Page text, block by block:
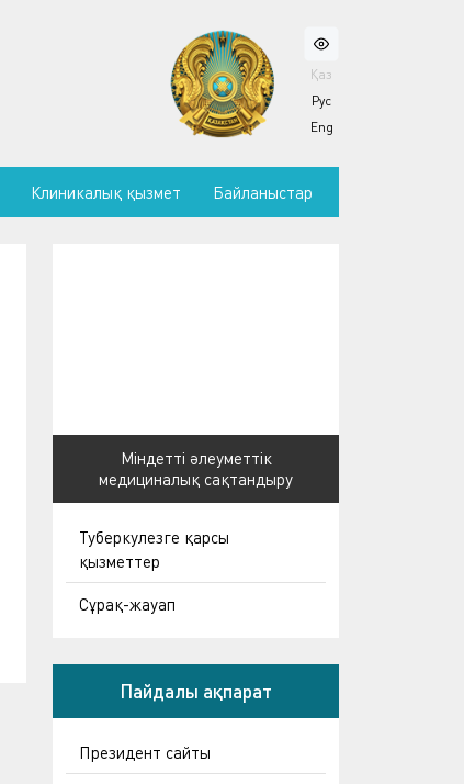
Қаз
Рус
Eng
Клиникалық қызмет Байланыстар
Міндетті әлеуметтік
медициналық сақтандыру
Туберкулезге қарсы
қызметтер
Сұрақ-жауап
Пайдалы ақпарат
Президент сайты